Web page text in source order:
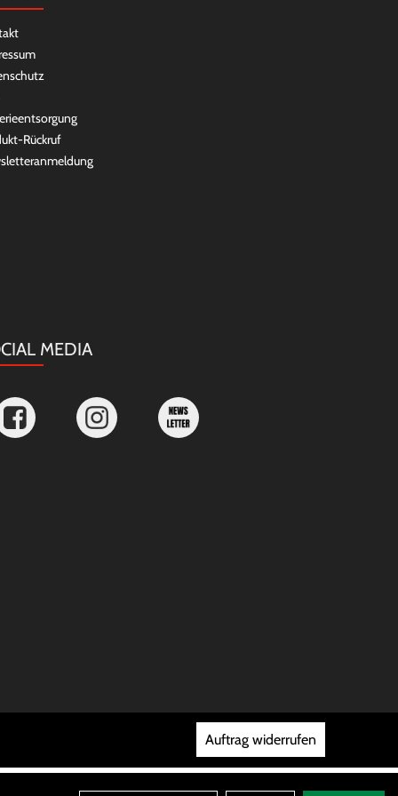
Rückruf
MEDIA
Auftrag widerrufen